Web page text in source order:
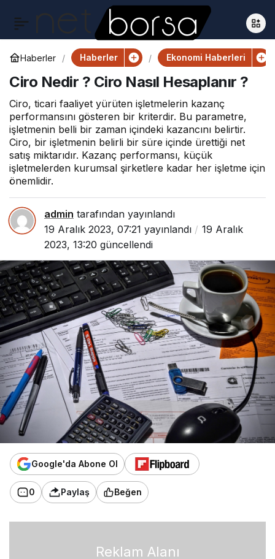
Haberler Haberler Ekonomi Haberleri
Ciro Nedir ? Ciro Nasıl Hesaplanır ?
Ciro, ticari faaliyet yürüten işletmelerin kazanç
performansını gösteren bir kriterdir. Bu parametre,
işletmenin belli bir zaman içindeki kazancını belirtir.
Ciro, bir işletmenin belirli bir süre içinde ürettiği net
satış miktarıdır. Kazanç performansı, küçük
işletmelerden kurumsal şirketlere kadar her işletme için
önemlidir.
admin tarafından yayınlandı
19 Aralık 2023, 07:21 yayınlandı
19 Aralık
2023, 13:20 güncellendi
Google'da Abone Ol
0 Paylaş Beğen
Reklam Alanı